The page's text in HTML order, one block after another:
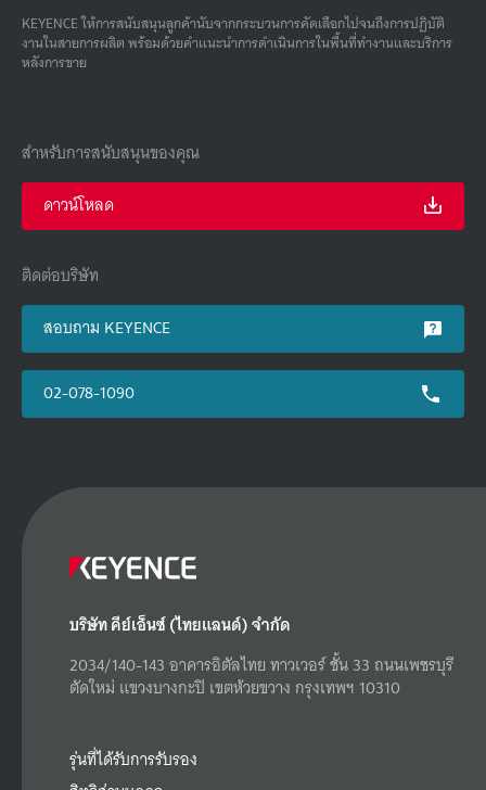
KEYENCE ให้การสนับสนุนลูกค้านับจากกระบวนการคัดเลือกไปจนถึงการปฏิบัติ
งานในสายการผลิต พร้อมด้วยคําแนะนําการดําเนินการในพื้นที่ทํางานและบริการ
หลังการขาย
สำหรับการสนับสนุนของคุณ
ดาวน์โหลด
ติดต่อบริษัท
สอบถาม KEYENCE
02-078-1090
บริษัท คีย์เอ็นซ์ (ไทยแลนด์) จำกัด
2034/140-143 อาคารอิตัลไทย ทาวเวอร์ ชั้น 33 ถนนเพชรบุรี
ตัดใหม่ แขวงบางกะปิ เขตห้วยขวาง กรุงเทพฯ 10310
รุ่นที่ได้รับการรับรอง